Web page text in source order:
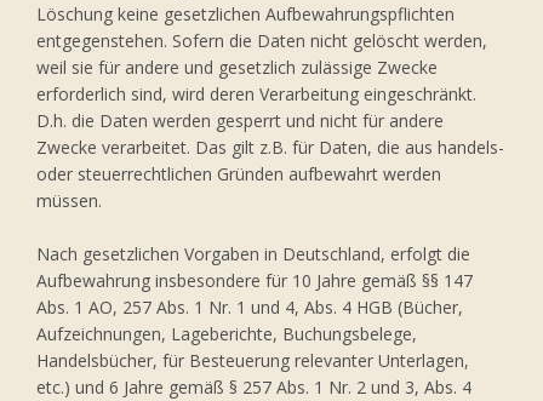
Löschung keine gesetzlichen Aufbewahrungspflichten
entgegenstehen. Sofern die Daten nicht gelöscht werden,
weil sie für andere und gesetzlich zulässige Zwecke
erforderlich sind, wird deren Verarbeitung eingeschränkt.
D.h. die Daten werden gesperrt und nicht für andere
Zwecke verarbeitet. Das gilt z.B. für Daten, die aus handels-
oder steuerrechtlichen Gründen aufbewahrt werden
müssen.
Nach gesetzlichen Vorgaben in Deutschland, erfolgt die
Aufbewahrung insbesondere für 10 Jahre gemäß §§ 147
Abs. 1 AO, 257 Abs. 1 Nr. 1 und 4, Abs. 4 HGB (Bücher,
Aufzeichnungen, Lageberichte, Buchungsbelege,
Handelsbücher, für Besteuerung relevanter Unterlagen,
etc.) und 6 Jahre gemäß § 257 Abs. 1 Nr. 2 und 3, Abs. 4